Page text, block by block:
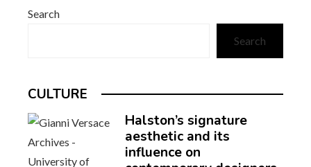
Search
Search
CULTURE
Halston’s signature
aesthetic and its
influence on